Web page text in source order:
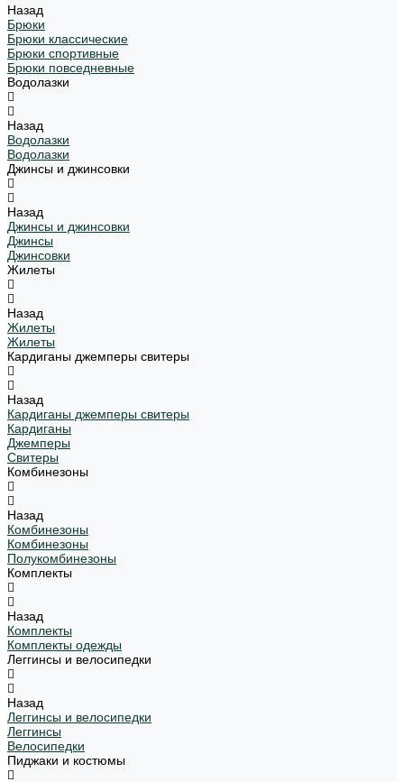
Назад
Брюки
Брюки классические
Брюки спортивные
Брюки повседневные
Водолазки
Назад
Водолазки
Водолазки
Джинсы и джинсовки
Назад
Джинсы и джинсовки
Джинсы
Джинсовки
Жилеты
Назад
Жилеты
Жилеты
Кардиганы джемперы свитеры
Назад
Кардиганы джемперы свитеры
Кардиганы
Джемперы
Свитеры
Комбинезоны
Назад
Комбинезоны
Комбинезоны
Полукомбинезоны
Комплекты
Назад
Комплекты
Комплекты одежды
Леггинсы и велосипедки
Назад
Леггинсы и велосипедки
Леггинсы
Велосипедки
Пиджаки и костюмы